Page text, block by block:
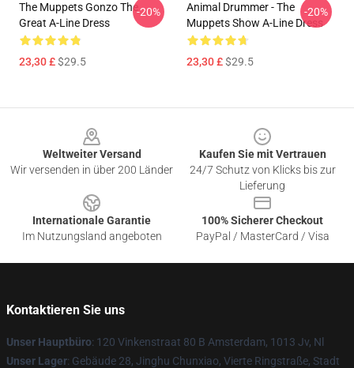
The Muppets Gonzo The
Great A-Line Dress
23,30 £$29.5
-20%
Animal Drummer - The
Muppets Show A-Line Dress
23,30 £$29.5
-20%
Weltweiter Versand
Wir versenden in über 200 Länder
Kaufen Sie mit Vertrauen
24/7 Schutz von Klicks bis zur
Lieferung
Internationale Garantie
Im Nutzungsland angeboten
100% Sicherer Checkout
PayPal / MasterCard / Visa
Kontaktieren Sie uns
Unser Hauptbüro: 120 Vinkenstraat 80 B Amsterdam, 1013 Jv, Nl
Unser Lager: Gebäude 28, Jinghu Chunxiao, Vierte Ringstraße, Stadt